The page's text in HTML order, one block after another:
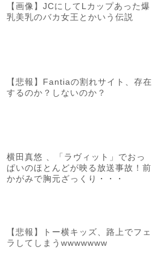
【画像】JCにしてLカップあった爆
乳美乳のバカ女王とかいう伝説
【悲報】Fantiaの割れサイト、存在
するのか？しないのか？
横田真悠 、「ラヴィット」でおっ
ぱいのほとんどが映る放送事故！前
かがみで胸元ざっくり・・・
【悲報】トー横キッズ、路上でフェ
ラしてしまうwwwwwww